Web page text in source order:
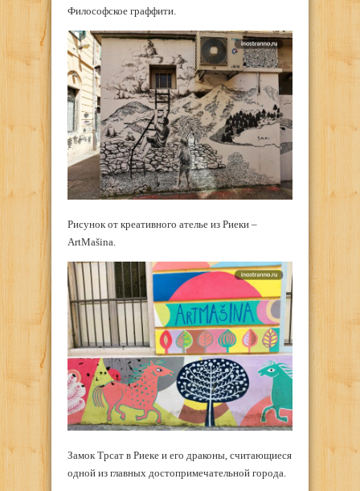
Философское граффити.
Рисунок от креативного ателье из Риеки –
ArtMašina.
Замок Трсат в Риеке и его драконы, считающиеся
одной из главных достопримечательной города.